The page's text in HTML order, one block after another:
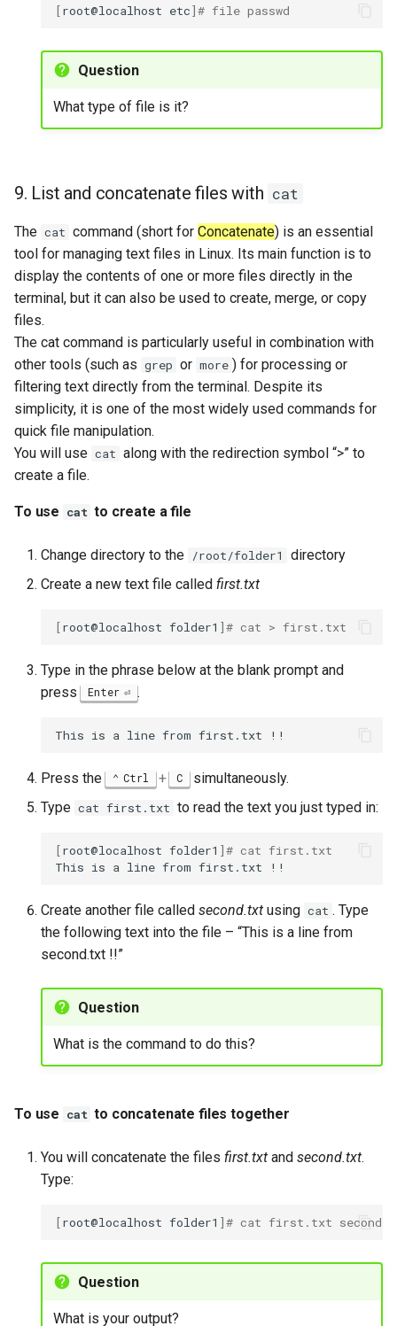
[root@localhost etc]# file passwd
Question
What type of file is it?
9. List and concatenate files with cat
The cat command (short for Concatenate) is an essential
tool for managing text files in Linux. Its main function is to
display the contents of one or more files directly in the
terminal, but it can also be used to create, merge, or copy
files.
The cat command is particularly useful in combination with
other tools (such as grep or more ) for processing or
filtering text directly from the terminal. Despite its
simplicity, it is one of the most widely used commands for
quick file manipulation.
You will use cat along with the redirection symbol “>” to
create a file.
To use cat to create a file
Change directory to the /root/folder1
directory
Create a new text file called first.txt
[root@localhost folder1 ]# cat > first.txt
Type in the phrase below at the blank prompt and
press Enter .
This is a line from first.txt
Press the Ctrl + C simultaneously.
Type cat first.txt to read the text you just typed in:
[root@localhost folder1 ]# cat first.txt
This is a line from first.txt
Create another file called second.txt using cat . Type
the following text into the file – “This is a line from
second.txt !!”
Question
What is the command to do this?
To use cat to concatenate files together
You will concatenate the files first.txt and second.txt.
Type:
[root@localhost folder1 ]# cat first.txt
Question
What is your output?